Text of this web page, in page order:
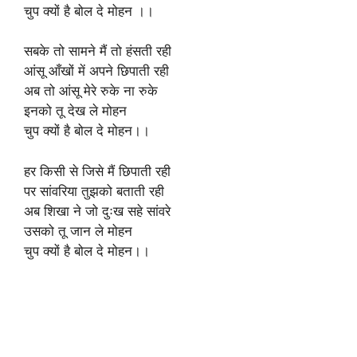
चुप क्यों है बोल दे मोहन ।।
सबके तो सामने मैं तो हंसती रही
आंसू आँखों में अपने छिपाती रही
अब तो आंसू मेरे रुके ना रुके
इनको तू देख ले मोहन
चुप क्यों है बोल दे मोहन।।
हर किसी से जिसे मैं छिपाती रही
पर सांवरिया तुझको बताती रही
अब शिखा ने जो दुःख सहे सांवरे
उसको तू जान ले मोहन
चुप क्यों है बोल दे मोहन।।